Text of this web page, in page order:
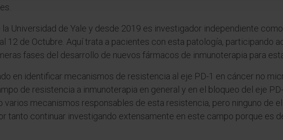
Universidad de Yale y desde 2019 es investigador independiente
12 de Octubre. Aquí trata a pacientes con esta patología, participando
fases del desarrollo de nuevos fármacos de inmunoterapia para
en identificar mecanismos de resistencia al eje PD-1 en cáncer no
de resistencia a inmunoterapia en general y en el bloqueo del eje
varios mecanismos responsables de esta resistencia, pero ninguno de
tanto continuar investigando extensamente en este campo porque es